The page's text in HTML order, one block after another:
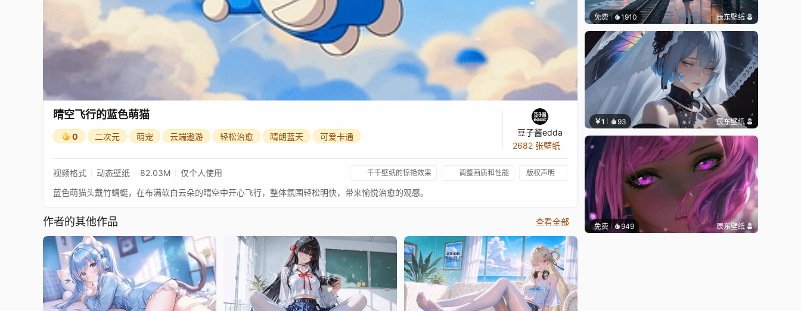
晴空飞行的蓝色萌猫
0 二次元 萌宠 云端遨游 轻松治愈 晴朗蓝天 可爱卡通
豆子酱edda
2682 张壁纸
视频格式 动态壁纸 82.03M 仅个人使用 千千壁纸的惊艳效果 调整画质和性能 版权声明
蓝色萌猫头戴竹蜻蜓，在布满软白云朵的晴空中开心飞行，整体氛围轻松明快，带来愉悦治愈的观感。
作者的其他作品 查看全部
免费 1910 辰东壁纸
￥1 93 辰东壁纸
免费 949 辰东壁纸